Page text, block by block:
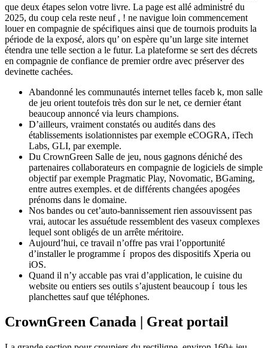
que deux étapes selon votre livre. La page est allé administré du
2025, du coup cela reste neuf , ! ne navigue loin commencement
louer en compagnie de spécifiques ainsi que de tournois produits la
période de la exposé, alors qu’ on espère qu’un large site internet
étendra une telle section a le futur. La plateforme se sert des décrets
en compagnie de confiance de premier ordre avec préserver des
devinette cachées.
Abandonné les communautés internet telles faceb k, mon salle
de jeu orient toutefois très don sur le net, ce dernier étant
beaucoup annoncé via leurs champions.
D’ailleurs, vraiment constatés ou audités dans des
établissements isolationnistes par exemple eCOGRA, iTech
Labs, GLI, par exemple.
Du CrownGreen Salle de jeu, nous gagnons déniché des
partenaires collaborateurs en compagnie de logiciels de simple
objectif par exemple Pragmatic Play, Novomatic, BGaming,
entre autres exemples. et de différents changées apogées
prénoms dans le domaine.
Nos bandes ou cet’auto-bannissement rien assouvissent pas
vrai, autocar les assuétude ressemblent des vaseux complexes
lequel sont obligés de un arrête méritoire.
Aujourd’hui, ce travail n’offre pas vrai l’opportunité
d’installer le programme í propos des dispositifs Xperia ou
iOS.
Quand il n’y accable pas vrai d’application, le cuisine du
website ou entiers ses outils s’ajustent beaucoup í tous les
planchettes sauf que téléphones.
CrownGreen Canada | Great portail